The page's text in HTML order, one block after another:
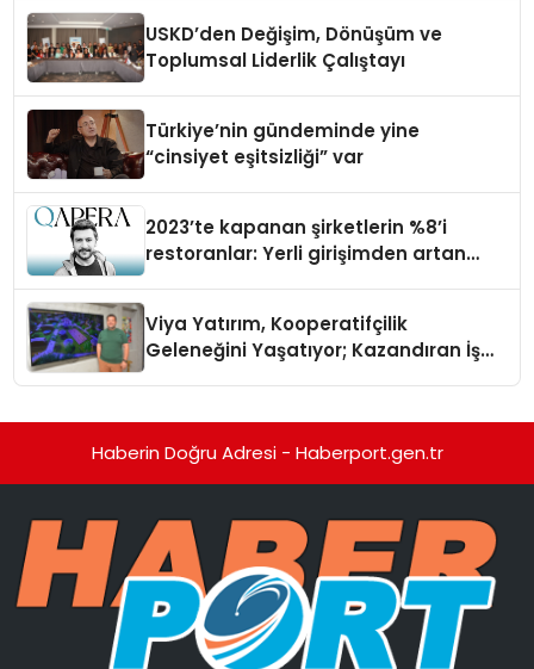
USKD’den Değişim, Dönüşüm ve
Toplumsal Liderlik Çalıştayı
Türkiye’nin gündeminde yine
“cinsiyet eşitsizliği” var
2023’te kapanan şirketlerin %8’i
restoranlar: Yerli girişimden artan
Viya Yatırım, Kooperatifçilik
Geleneğini Yaşatıyor; Kazandıran İş
Haberin Doğru Adresi - Haberport.gen.tr